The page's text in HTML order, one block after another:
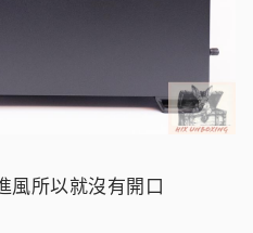
風所以就沒有開口